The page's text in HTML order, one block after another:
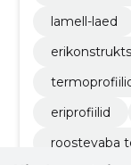
lamell-laed
eriprofiilid
roostevaba